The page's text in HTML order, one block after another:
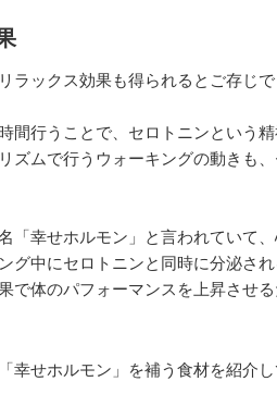
ラックス効果も得られるとご存じで
間行うことで、セロトニンという
ズムで行うウォーキングの動きも
「幸せホルモン」と言われていて
グ中にセロトニンと同時に分泌さ
で体のパフォーマンスを上昇させ
幸せホルモン」を補う食材を紹介